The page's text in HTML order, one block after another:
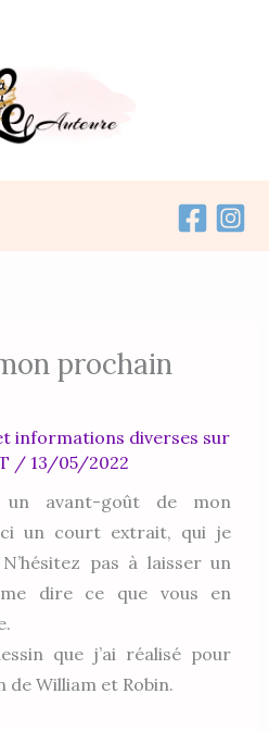
prochain
informations diverses sur
/ 13/05/2022
un avant-goût de mon
un court extrait, qui je
pas à laisser un
dire ce que vous en
que j’ai réalisé pour
William et Robin.